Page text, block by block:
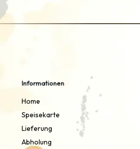
Informationen
Home
Speisekarte
Lieferung
Abholung